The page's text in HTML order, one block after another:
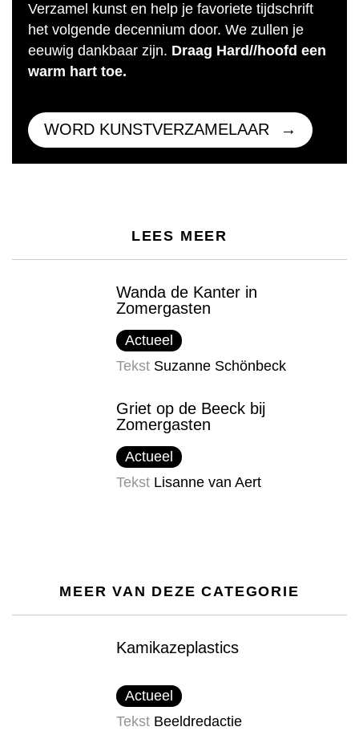
Verzamel kunst en help je favoriete tijdschrift
het volgende decennium door. We zullen je
eeuwig dankbaar zijn. Draag Hard//hoofd een
warm hart toe.
WORD KUNSTVERZAMELAAR
LEES MEER
Wanda de Kanter in
Zomergasten
Actueel
Tekst Suzanne Schönbeck
Griet op de Beeck bij
Zomergasten
Actueel
Tekst Lisanne van Aert
MEER VAN DEZE CATEGORIE
Kamikazeplastics
Actueel
Tekst Beeldredactie